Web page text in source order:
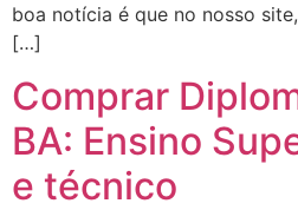
boa notícia é que no nosso
[…]
Comprar
BA: Ensino
e técnico